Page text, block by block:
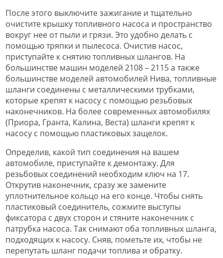
После этого выключите зажигание и тщательно
очистите крышку топливного насоса и пространство
вокруг нее от пыли и грязи. Это удобно делать с
помощью тряпки и пылесоса. Очистив насос,
приступайте к снятию топливных шлангов. На
большинстве машин моделей 2108 – 2115 а также
большинстве моделей автомобилей Нива, топливные
шланги соединены с металлическими трубками,
которые крепят к насосу с помощью резьбовых
наконечников. На более современных автомобилях
(Приора, Гранта, Калина, Веста) шланги крепят к
насосу с помощью пластиковых защелок.
Определив, какой тип соединения на вашем
автомобиле, приступайте к демонтажу. Для
резьбовых соединений необходим ключ на 17.
Открутив наконечник, сразу же замените
уплотнительное кольцо на его конце. Чтобы снять
пластиковый соединитель, сожмите выступы
фиксатора с двух сторон и стяните наконечник с
патрубка насоса. Так снимают оба топливных шланга,
подходящих к насосу. Сняв, пометьте их, чтобы не
перепутать шланг подачи топлива и обратку.